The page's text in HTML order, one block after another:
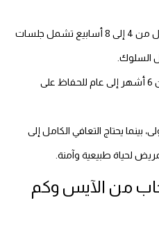
العلاج النفسي وإعادة التأهيل من 4 إلى 8 أسابيع تشمل جلسات
السلوك.
المتابعة والرعاية الممتدة من 6 أشهر إلى عام للحفاظ على
بينما يحتاج التعافي الكامل إلى
لحياة طبيعية وآمنة.
من الآيس وكم